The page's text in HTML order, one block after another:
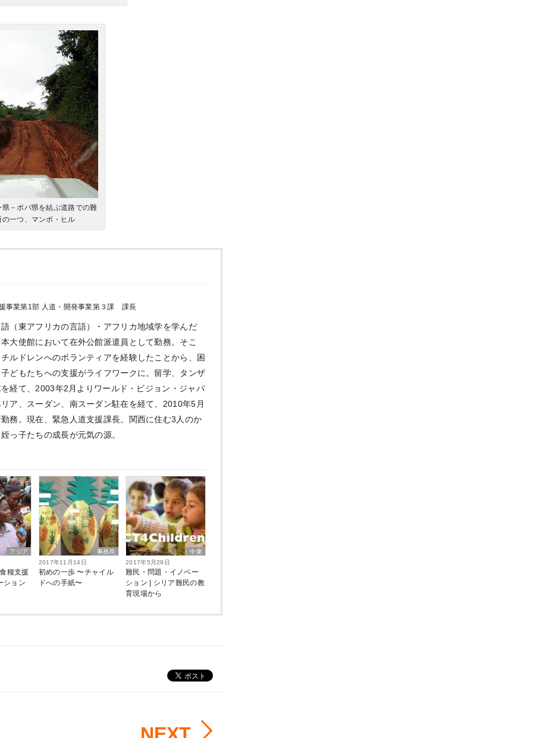
県－ポパ県を結ぶ道路での難
の一つ、マンボ・ヒル
事業第1部 人道・開発事業第３課 課長
（東アフリカの言語）・アフリカ地域学を学んだ
大使館において在外公館派遣員として勤務。そこ
ルドレンへのボランティアを経験したことから、困
どもたちへの支援がライフワークに。留学、タンザ
経て、2003年2月よりワールド・ビジョン・ジャパ
ア、スーダン、南スーダン駐在を経て、2010年5月
務。現在、緊急人道支援課長。関西に住む3人のか
っ子たちの成長が元気の源。
アジア
糧支援
ション
事務局
2017年11月14日
初めの一歩 〜チャイル
ドへの手紙〜
中東
2017年5月29日
難民・問題・イノベー
ション | シリア難民の教
育現場から